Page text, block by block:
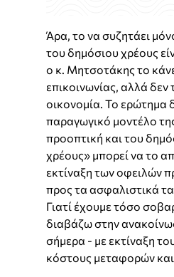
Άρα, το να συζητάει
του δημόσιου χρέους
ο κ. Μητσοτάκης το
επικοινωνίας, αλλά δεν
οικονομία. Το ερώτημα
παραγωγικό μοντέλο
προοπτική και του
χρέους» μπορεί να το
εκτίναξη των οφειλών
προς τα ασφαλιστικά
Γιατί έχουμε τόσο
διαβάζω στην
σήμερα - με εκτίναξη
κόστους μεταφορών